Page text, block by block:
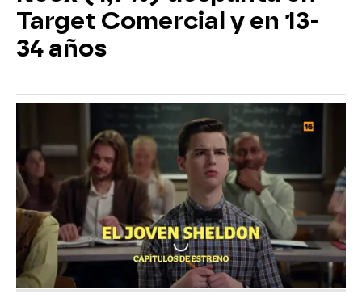
Target Comercial y en 13-
34 años